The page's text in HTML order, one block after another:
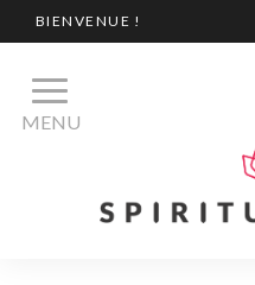
BIENVENUE !
MENU